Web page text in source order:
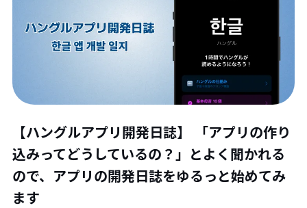
【ハングルアプリ開発日誌】 「アプリの作り
込みってどうしているの？」とよく聞かれる
ので、アプリの開発日誌をゆるっと始めてみ
ます